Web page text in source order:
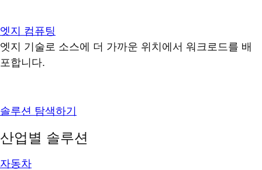
엣지 컴퓨팅
엣지 기술로 소스에 더 가까운 위치에서 워크로드를 배
포합니다.
솔루션 탐색하기
산업별 솔루션
자동차